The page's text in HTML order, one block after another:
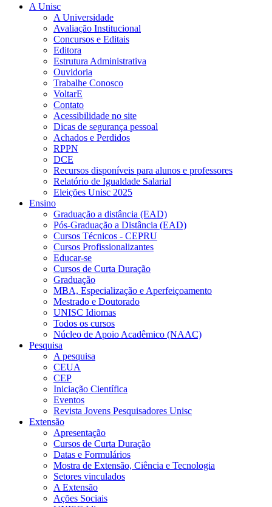
A Unisc
A Universidade
Avaliação Institucional
Concursos e Editais
Editora
Estrutura Administrativa
Ouvidoria
Trabalhe Conosco
VoltarE
Contato
Acessibilidade no site
Dicas de segurança pessoal
Achados e Perdidos
RPPN
DCE
Recursos disponíveis para alunos e professores
Relatório de Igualdade Salarial
Eleições Unisc 2025
Ensino
Graduação a distância (EAD)
Pós-Graduação a Distância (EAD)
Cursos Técnicos - CEPRU
Cursos Profissionalizantes
Educar-se
Cursos de Curta Duração
Graduação
MBA, Especialização e Aperfeiçoamento
Mestrado e Doutorado
UNISC Idiomas
Todos os cursos
Núcleo de Apoio Acadêmico (NAAC)
Pesquisa
A pesquisa
CEUA
CEP
Iniciação Científica
Eventos
Revista Jovens Pesquisadores Unisc
Extensão
Apresentação
Cursos de Curta Duração
Datas e Formulários
Mostra de Extensão, Ciência e Tecnologia
Setores vinculados
A Extensão
Ações Sociais